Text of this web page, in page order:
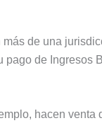
de una
de Ingresos
hacen venta